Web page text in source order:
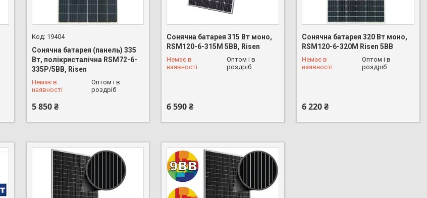
19404
Сонячна батарея (панель) 335
Вт, полікристалічна RSM72-6-
335P/5BB, Risen
Немає в
наявності
Оптом і в
роздріб
5 850 ₴
+380 (68) 626-16-53
Сонячна батарея 315 Вт моно,
RSM120-6-315M 5BB, Risen
Немає в
наявності
Оптом і в
роздріб
6 590 ₴
Сонячна батарея 320 Вт моно,
RSM120-6-320M Risen 5BB
Немає в
наявності
Оптом і в
роздріб
6 220 ₴